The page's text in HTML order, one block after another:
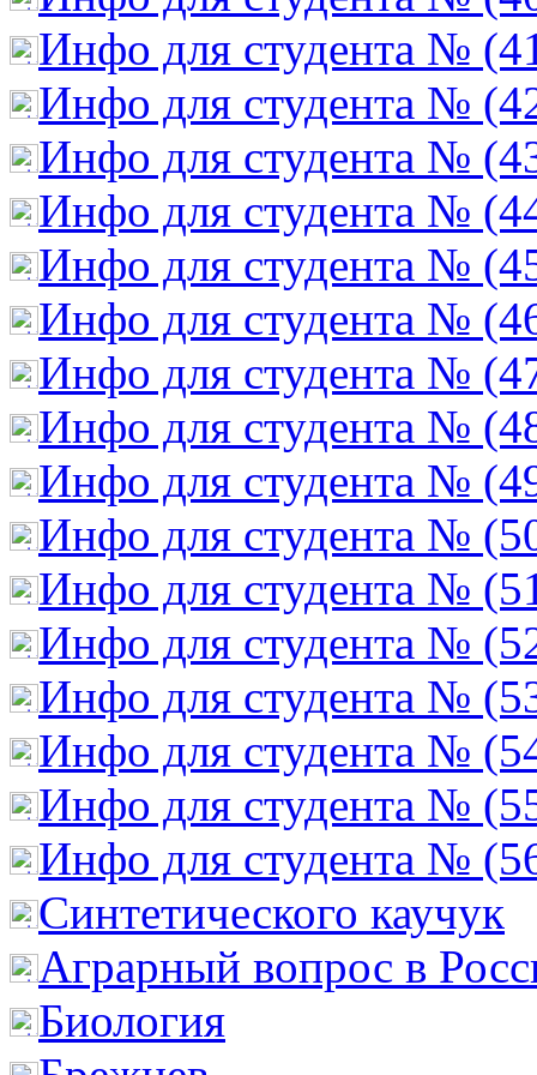
Инфо для студента №
Инфо для студента №
Инфо для студента №
Инфо для студента №
Инфо для студента №
Инфо для студента №
Инфо для студента №
Инфо для студента №
Инфо для студента №
Инфо для студента №
Инфо для студента №
Инфо для студента №
Инфо для студента №
Инфо для студента №
Инфо для студента №
Инфо для студента №
Cинтетического каучук
Аграрный вопрос в
Биология